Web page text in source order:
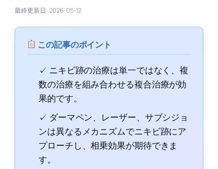
最終更新日: 2026-05-12
この記事のポイント
✓ ニキビ跡の治療は単一ではなく、複
数の治療を組み合わせる複合治療が効
果的です。
✓ ダーマペン、レーザー、サブシジョ
ンは異なるメカニズムでニキビ跡にア
プローチし、相乗効果が期待できま
す。